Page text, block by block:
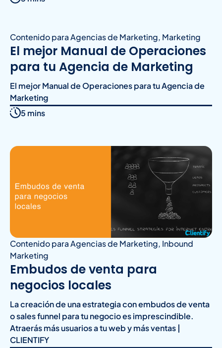
Contenido para Agencias de Marketing, Marketing
El mejor Manual de Operaciones
para tu Agencia de Marketing
El mejor Manual de Operaciones para tu Agencia de
Marketing
5 mins
Contenido para Agencias de Marketing, Inbound
Marketing
Embudos de venta para
negocios locales
La creación de una estrategia con embudos de venta
o sales funnel para tu negocio es imprescindible.
Atraerás más usuarios a tu web y más ventas |
CLIENTIFY